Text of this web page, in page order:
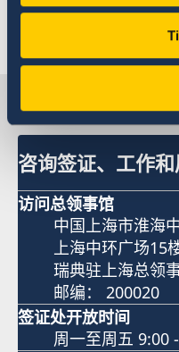
联系瑞典驻上海
咨询签证、工作
访问总领事馆
中国上海市淮海
上海中环广场15
瑞典驻上海总领
邮编： 200020
签证处开放时间
周一至周五 9:00